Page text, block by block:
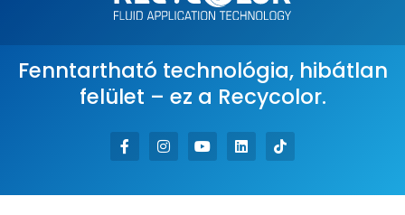
Fenntartható technológia, hibátlan
felület – ez a Recycolor.